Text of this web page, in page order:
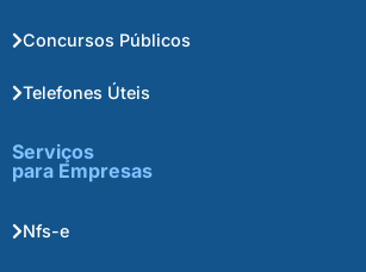
Concursos Públicos
Telefones Úteis
Serviços
para Empresas
Nfs-e